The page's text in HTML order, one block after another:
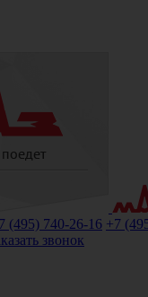
(495) 740-26-16 +7
звонок